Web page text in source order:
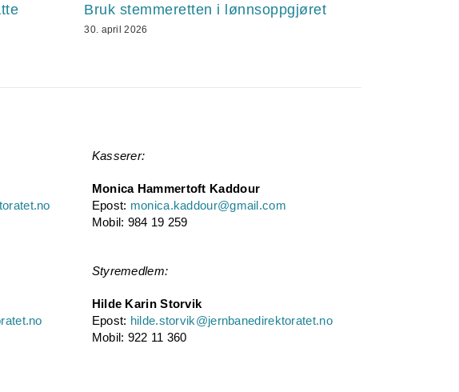
Bruk stemmeretten i lønnsoppgjøret
30. april 2026
Kasserer:
Monica Hammertoft Kaddour
Epost: monica.kaddour@gmail.com
Mobil: 984 19 259
Styremedlem:
Hilde Karin Storvik
Epost: hilde.storvik@jernbanedirektoratet.no
Mobil: 922 11 360